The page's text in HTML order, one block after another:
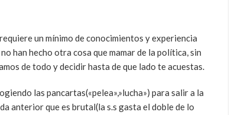
un mínimo de conocimientos y experiencia
han hecho otra cosa que mamar de la política, sin
de todo y decidir hasta de que lado te acuestas.
las pancartas(«pelea»,»lucha») para salir a la
anterior que es brutal(la s.s gasta el doble de lo